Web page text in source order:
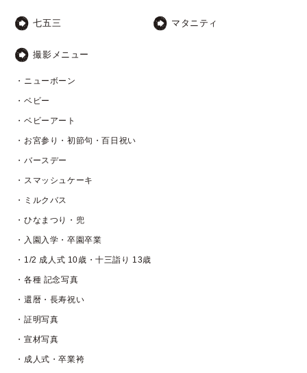
七五三 マタニティ
撮影メニュー
・ニューボーン
・ベビー
・ベビーアート
・お宮参り・初節句・百日祝い
・バースデー
・スマッシュケーキ
・ミルクバス
・ひなまつり・兜
・入園入学・卒園卒業
・1/2 成人式 10歳・十三詣り 13歳
・各種 記念写真
・還暦・長寿祝い
・証明写真
・宣材写真
・成人式・卒業袴